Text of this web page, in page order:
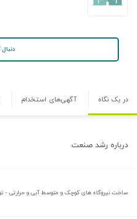
دنبال
در یک نگاه آگهی‌های استخدام
درباره رشد صنعت
ساخت نیروگاه های کوچک و متوسط آبی و حرارتی -